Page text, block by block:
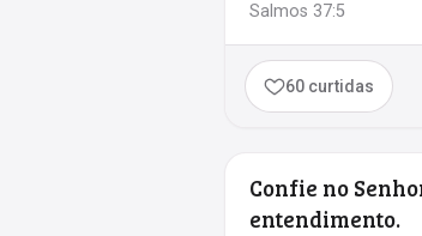
Salmos 37:5
60 curtidas
Confie no
entendimento.